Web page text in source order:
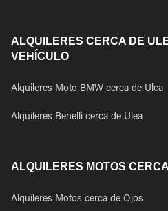
ALQUILERES CERCA DE
VEHÍCULO
Alquileres Moto BMW cerca de Ulea
Alquileres Benelli cerca de Ulea
ALQUILERES MOTOS
Alquileres Motos cerca de Ojos